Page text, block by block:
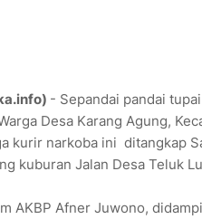
- Sepandai pandai
Desa Karang Agung,
kurir narkoba ini ditangkap
kuburan Jalan Desa Teluk
AKBP Afner Juwono,